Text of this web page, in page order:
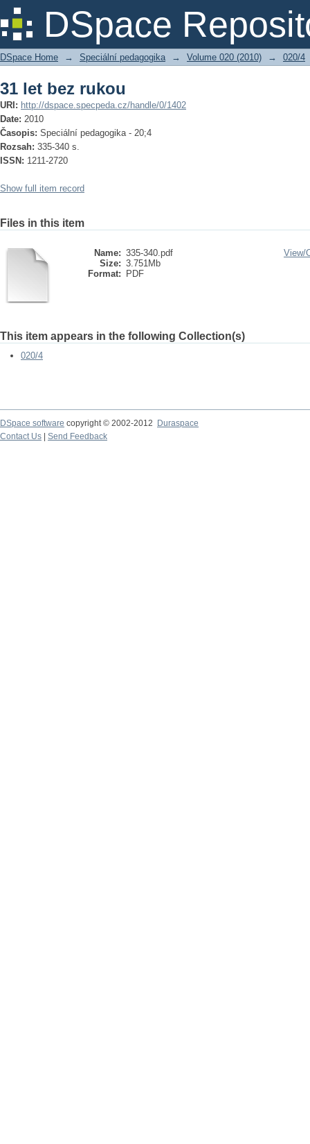
DSpace
31 let bez rukou
DSpace Home → Speciální pedagogika → Volume 020 (2010) → 020/4
31 let bez rukou
URI: http://dspace.specpeda.cz/handle/0/1402
Date: 2010
Časopis: Speciální pedagogika - 20;4
Rozsah: 335-340 s.
ISSN: 1211-2720
Show full item record
Files in this item
Name: 335-340.pdf
Size: 3.751Mb
Format:
PDF
View/
This item appears in the following Collection(s)
020/4
DSpace software copyright © 2002-2012
Duraspace
Contact Us
Send Feedback